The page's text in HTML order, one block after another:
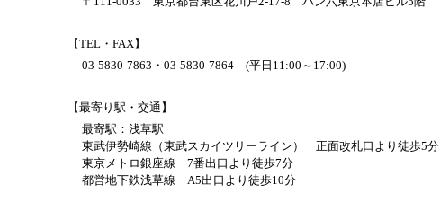
【TEL・FAX】
03-5830-7863・03-5830-7864 (平日11:00～17:00)
【最寄り駅・交通】
最寄駅：浅草駅
東武伊勢崎線（東武スカイツリーライン） 正面改札口より徒歩5分
東京メトロ銀座線 7番出口より徒歩7分
都営地下鉄浅草線 A5出口より徒歩10分